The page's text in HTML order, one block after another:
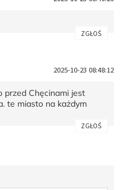
ZGŁOŚ
2025-10-23 08:48:12
przed Chęcinami jest
te miasto na każdym
ZGŁOŚ